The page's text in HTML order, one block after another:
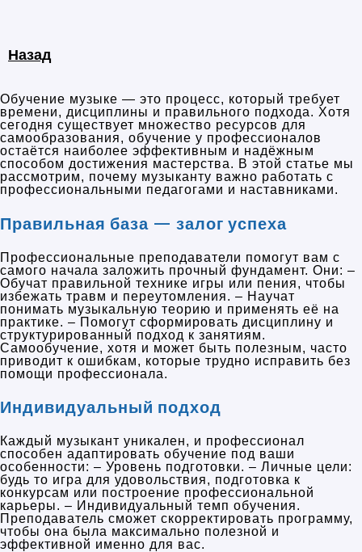
Назад
Обучение музыке — это процесс, который требует
времени, дисциплины и правильного подхода. Хотя
сегодня существует множество ресурсов для
самообразования, обучение у профессионалов
остаётся наиболее эффективным и надёжным
способом достижения мастерства. В этой статье мы
рассмотрим, почему музыканту важно работать с
профессиональными педагогами и наставниками.
Правильная база — залог успеха
Профессиональные преподаватели помогут вам с
самого начала заложить прочный фундамент. Они: –
Обучат правильной технике игры или пения, чтобы
избежать травм и переутомления. – Научат
понимать музыкальную теорию и применять её на
практике. – Помогут сформировать дисциплину и
структурированный подход к занятиям.
Самообучение, хотя и может быть полезным, часто
приводит к ошибкам, которые трудно исправить без
помощи профессионала.
Индивидуальный подход
Каждый музыкант уникален, и профессионал
способен адаптировать обучение под ваши
особенности: – Уровень подготовки. – Личные цели:
будь то игра для удовольствия, подготовка к
конкурсам или построение профессиональной
карьеры. – Индивидуальный темп обучения.
Преподаватель сможет скорректировать программу,
чтобы она была максимально полезной и
эффективной именно для вас.